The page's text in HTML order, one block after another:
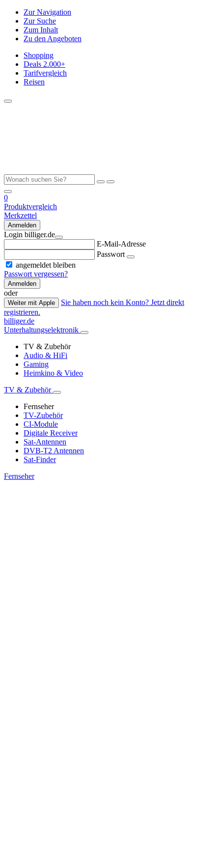
Zur Navigation
Zur Suche
Zum Inhalt
Zu den Angeboten
Shopping
Deals 2.000+
Tarifvergleich
Reisen
0
Produktvergleich
Merkzettel
Anmelden
Login billiger.de
E-Mail-Adresse
Passwort
angemeldet bleiben
Passwort vergessen?
Anmelden
oder
Weiter mit Apple
Sie haben noch kein Konto? Jetzt direkt
registrieren.
billiger.de
Unterhaltungselektronik
TV & Zubehör
Audio & HiFi
Gaming
Heimkino & Video
TV & Zubehör
Fernseher
TV-Zubehör
CI-Module
Digitale Receiver
Sat-Antennen
DVB-T2 Antennen
Sat-Finder
Fernseher